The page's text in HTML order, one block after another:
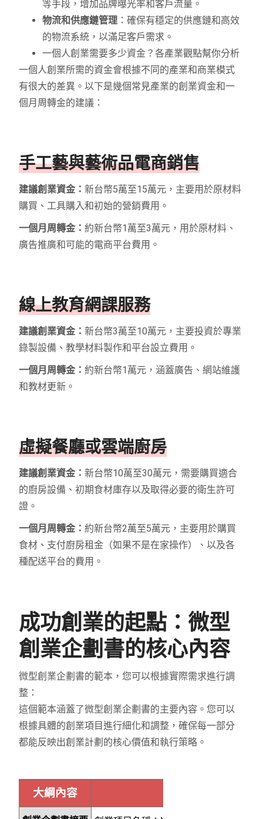
等手段，增加品牌曝光率和客戶流量。
物流和供應鏈管理 ：確保有穩定的供應鏈和高效
的物流系統，以滿足客戶需求。
一個人創業需要多少資金？各產業觀點幫你分析
一個人創業所需的資金會根據不同的產業和商業模式
有很大的差異。以下是幾個常見產業的創業資金和一
個月周轉金的建議：
手工藝與藝術品電商銷售
建議創業資金：新台幣5萬至15萬元，主要用於原材料
購買、工具購入和初始的營銷費用。
一個月周轉金：約新台幣1萬至3萬元，用於原材料、
廣告推廣和可能的電商平台費用。
線上教育網課服務
建議創業資金：新台幣3萬至10萬元，主要投資於專業
錄製設備、教學材料製作和平台設立費用。
一個月周轉金：約新台幣1萬元，涵蓋廣告、網站維護
和教材更新。
虛擬餐廳或雲端廚房
建議創業資金：新台幣10萬至30萬元，需要購買適合
的廚房設備、初期食材庫存以及取得必要的衛生許可
證。
一個月周轉金：約新台幣2萬至5萬元，主要用於購買
食材、支付廚房租金（如果不是在家操作）、以及各
種配送平台的費用。
成功創業的起點：微型
創業企劃書的核心內容
微型創業企劃書的範本，您可以根據實際需求進行調
整：
這個範本涵蓋了微型創業企劃書的主要內容。您可以
根據具體的創業項目進行細化和調整，確保每一部分
都能反映出創業計劃的核心價值和執行策略。
大綱內容